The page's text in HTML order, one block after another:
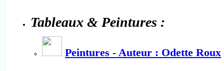
Tableaux & Peintures :
Peintures - Auteur : Odette Roux